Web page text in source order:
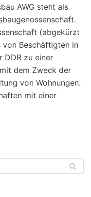
AWG steht als
(abgekürzt
von Beschäftigten in
DDR zu einer
dem Zweck der
von Wohnungen.
mit einer